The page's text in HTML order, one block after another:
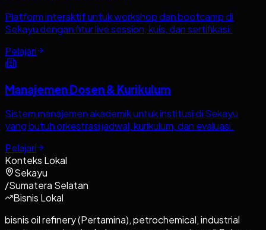
Platform interaktif untuk workshop dan bootcamp di
Sekayu dengan fitur live session, kuis, dan sertifikasi.
Pelajari
Manajemen Dosen & Kurikulum
Sistem manajemen akademik untuk institusi di Sekayu
yang butuh orkestrasi jadwal, kurikulum, dan evaluasi.
Pelajari
Konteks Lokal
Sekayu
/Sumatera Selatan
Bisnis Lokal
bisnis oil refinery (Pertamina), petrochemical, industrial